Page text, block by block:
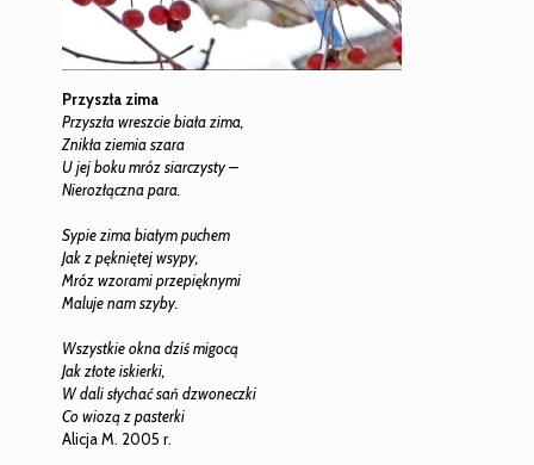
Przyszła zima
Przyszła wreszcie biała zima,
Znikła ziemia szara
U jej boku mróz siarczysty –
Nierozłączna para.
Sypie zima białym puchem
Jak z pękniętej wsypy,
Mróz wzorami przepięknymi
Maluje nam szyby.
Wszystkie okna dziś migocą
Jak złote iskierki,
W dali słychać sań dzwoneczki
Co wiozą z pasterki
Alicja M. 2005 r.